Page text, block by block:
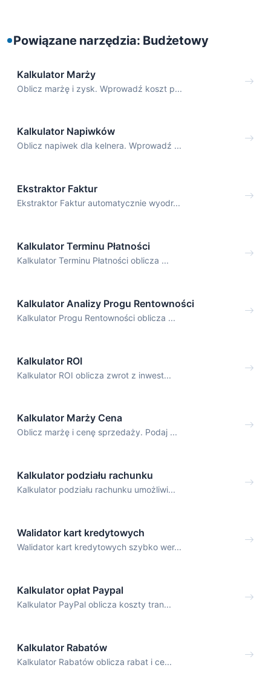
Powiązane narzędzia: Budżetowy
Kalkulator Marży
Oblicz marżę i zysk. Wprowadź koszt p...
Kalkulator Napiwków
Oblicz napiwek dla kelnera. Wprowadź ...
Ekstraktor Faktur
Ekstraktor Faktur automatycznie wyodr...
Kalkulator Terminu Płatności
Kalkulator Terminu Płatności oblicza ...
Kalkulator Analizy Progu Rentowności
Kalkulator Progu Rentowności oblicza ...
Kalkulator ROI
Kalkulator ROI oblicza zwrot z inwest...
Kalkulator Marży Cena
Oblicz marżę i cenę sprzedaży. Podaj ...
Kalkulator podziału rachunku
Kalkulator podziału rachunku umożliwi...
Walidator kart kredytowych
Walidator kart kredytowych szybko wer...
Kalkulator opłat Paypal
Kalkulator PayPal oblicza koszty tran...
Kalkulator Rabatów
Kalkulator Rabatów oblicza rabat i ce...